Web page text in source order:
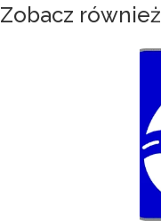
Zobacz również